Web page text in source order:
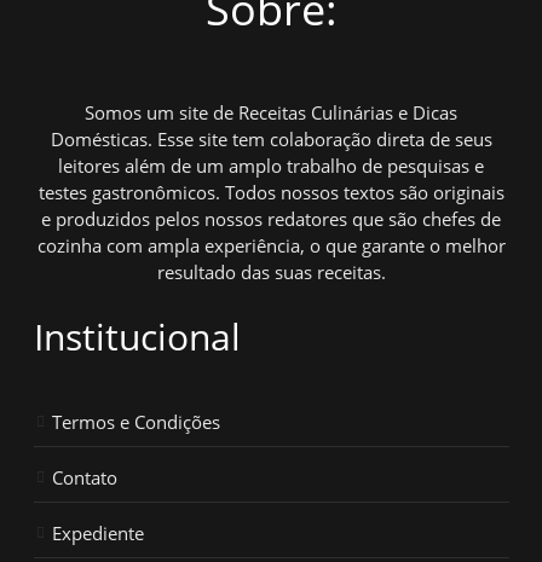
Somos um site de Receitas Culinárias e Dicas
Domésticas. Esse site tem colaboração direta de seus
leitores além de um amplo trabalho de pesquisas e
testes gastronômicos. Todos nossos textos são originais
e produzidos pelos nossos redatores que são chefes de
cozinha com ampla experiência, o que garante o melhor
resultado das suas receitas.
Institucional
Termos e Condições
Contato
Expediente